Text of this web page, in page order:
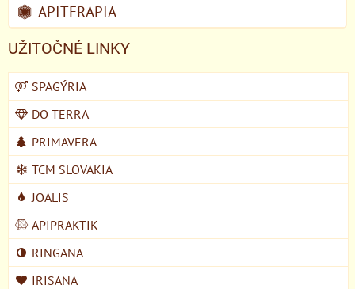
APITERAPIA
UŽITOČNÉ LINKY
SPAGÝRIA
DO TERRA
PRIMAVERA
TCM SLOVAKIA
JOALIS
APIPRAKTIK
RINGANA
IRISANA